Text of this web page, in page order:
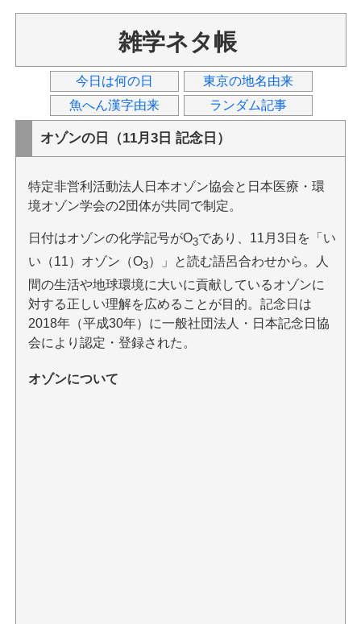
雑学ネタ帳
今日は何の日
東京の地名由来
魚へん漢字由来
ランダム記事
オゾンの日（11月3日 記念日）
特定非営利活動法人日本オゾン協会と日本医療・環
境オゾン学会の2団体が共同で制定。
日付はオゾンの化学記号がO3であり、11月3日を「い
い（11）オゾン（O3）」と読む語呂合わせから。人
間の生活や地球環境に大いに貢献しているオゾンに
対する正しい理解を広めることが目的。記念日は
2018年（平成30年）に一般社団法人・日本記念日協
会により認定・登録された。
オゾンについて